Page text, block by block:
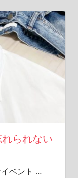
られない
ベント …